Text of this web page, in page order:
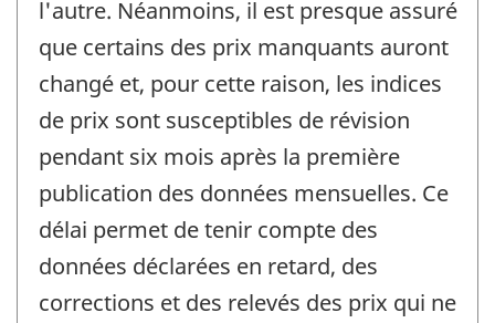
l'autre. Néanmoins, il est presque assuré
que certains des prix manquants auront
changé et, pour cette raison, les indices
de prix sont susceptibles de révision
pendant six mois après la première
publication des données mensuelles. Ce
délai permet de tenir compte des
données déclarées en retard, des
corrections et des relevés des prix qui ne